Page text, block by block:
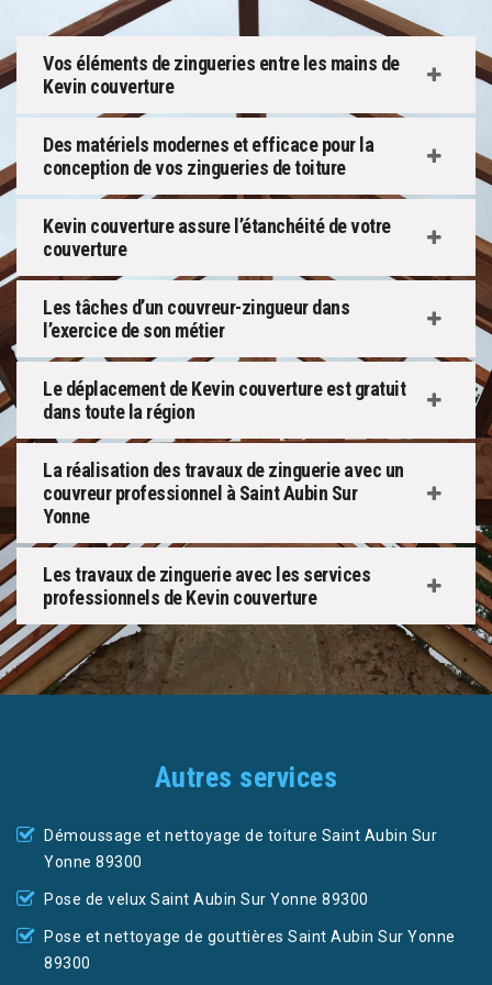
Vos éléments de zingueries entre les mains de
Kevin couverture
Des matériels modernes et efficace pour la
conception de vos zingueries de toiture
Kevin couverture assure l’étanchéité de votre
couverture
Les tâches d’un couvreur-zingueur dans
l’exercice de son métier
Le déplacement de Kevin couverture est gratuit
dans toute la région
La réalisation des travaux de zinguerie avec un
couvreur professionnel à Saint Aubin Sur
Yonne
Les travaux de zinguerie avec les services
professionnels de Kevin couverture
Autres services
Démoussage et nettoyage de toiture Saint Aubin Sur
Yonne 89300
Pose de velux Saint Aubin Sur Yonne 89300
Pose et nettoyage de gouttières Saint Aubin Sur Yonne
89300